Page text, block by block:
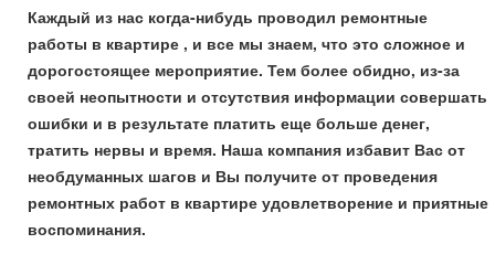
Каждый из нас когда-нибудь проводил ремонтные
работы в квартире , и все мы знаем, что это сложное и
дорогостоящее мероприятие. Тем более обидно, из-за
своей неопытности и отсутствия информации совершать
ошибки и в результате платить еще больше денег,
тратить нервы и время. Наша компания избавит Вас от
необдуманных шагов и Вы получите от проведения
ремонтных работ в квартире удовлетворение и приятные
воспоминания.